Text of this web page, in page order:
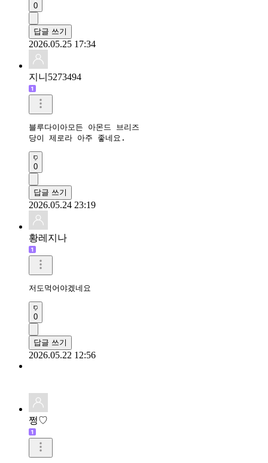
0
답글 쓰기
2026.05.25 17:34
지니5273494
블루다이아모든 아몬드 브리즈
당이 제로라 아주 좋네요.
0
답글 쓰기
2026.05.24 23:19
황레지나
저도먹어야겠네요
0
답글 쓰기
2026.05.22 12:56
쩡♡